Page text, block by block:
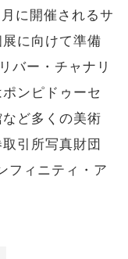
に開催されるサ
に向けて準備
バー・チャナリ
ンピドゥーセ
ど多くの美術
引所写真財団
フィニティ・ア